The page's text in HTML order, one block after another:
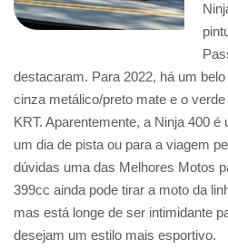
destacaram. Para 2022, há um
cinza metálico/preto mate e o
KRT. Aparentemente, a Ninja 400
um dia de pista ou para a viagem
dúvidas uma das Melhores Motos
399cc ainda pode tirar a moto da
mas está longe de ser intimidante
desejam um estilo mais esportivo.